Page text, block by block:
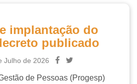
implantação do
publicado
Julho de 2026
de Pessoas (Progesp)